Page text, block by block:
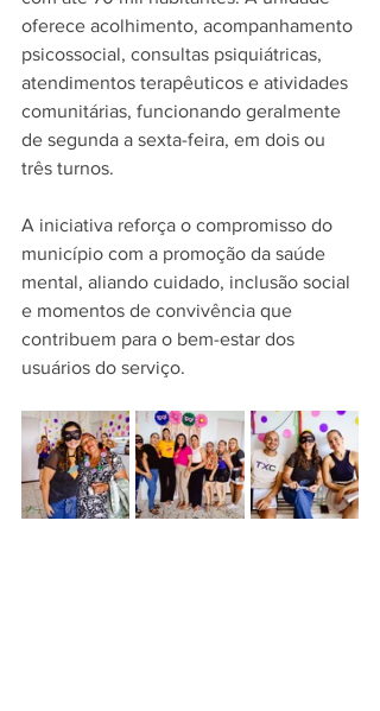
oferece acolhimento, acompanhamento
psicossocial, consultas psiquiátricas,
atendimentos terapêuticos e atividades
comunitárias, funcionando geralmente
de segunda a sexta-feira, em dois ou
três turnos.
A iniciativa reforça o compromisso do
município com a promoção da saúde
mental, aliando cuidado, inclusão social
e momentos de convivência que
contribuem para o bem-estar dos
usuários do serviço.